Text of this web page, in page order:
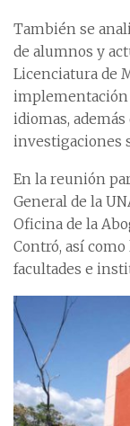
También se
de alumnos y
Licenciatura de
implementación
idiomas,
investigaciones
En la reunión
General de la
Oficina de la
Contró, así
facultades e